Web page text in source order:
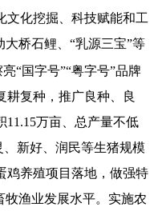
文化挖掘、科技赋能和工
大桥石鲤、“乳源三宝”等
亮“国字号”“粤字号”品牌
耕复种，推广良种、良
11.15万亩、总产量不低
新好、润民等生猪规模
鸡养殖项目落地，做强特
牧渔业发展水平。实施农